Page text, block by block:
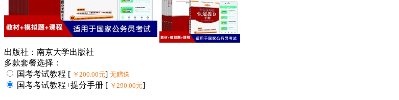
出版社：南京大学出版社
多款套餐选择：
国考考试教程 [ ￥200.00元] 无赠送
国考考试教程+提分手册 [ ￥290.00元]